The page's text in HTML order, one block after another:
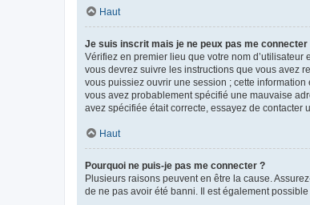
Haut
Je suis inscrit mais je ne peux pas me connecter
Vérifiez en premier lieu que votre nom d’utilisateur
vous devrez suivre les instructions que vous avez
vous puissiez ouvrir une session ; cette
vous avez probablement spécifié une mauvaise
avez spécifiée était correcte, essayez de contacter
Haut
Pourquoi ne puis-je pas me connecter ?
Plusieurs raisons peuvent en être la cause.
de ne pas avoir été banni. Il est également